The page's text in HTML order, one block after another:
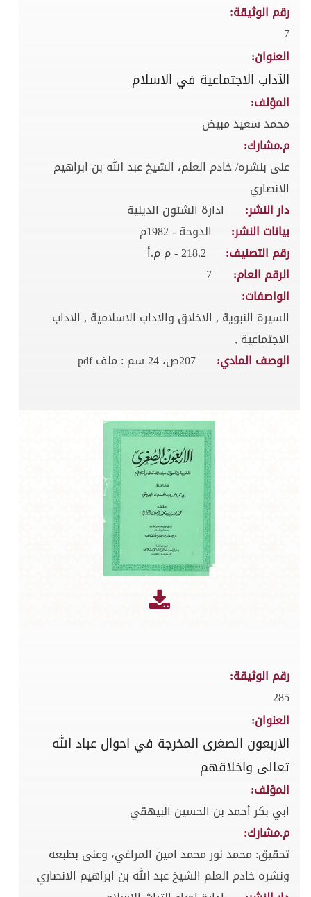
رقم الوثيقة:
7
العنوان:
الآداب الاجتماعية في الاسلام
المؤلف:
محمد سعيد مبيض
م.مشارك:
عنى بنشره/ خادم العلم، الشيخ عبد الله بن ابراهيم
الانصاري
دار النشر:
ادارة الشئون الدينية
بيانات النشر:
الدوحة - 1982م
رقم التصنيف:
218.2 - م م.أ
الرقم العام:
7
الواصفات:
السيرة النبوية , الاخلاق والاداب الاسلامية , الاداب
الاجتماعية ,
الوصف المادي:
207ص، 24 سم : ملف pdf
رقم الوثيقة:
285
العنوان:
الاربعون الصغرى المخرجة في احوال عباد الله
تعالى واخلاقهم
المؤلف:
ابي بكر أحمد بن الحسين البيهقي
م.مشارك:
تحقيق: محمد نور محمد امين المراغي، وعنى بطبعه
ونشره خادم العلم الشيخ عبد الله بن ابراهيم الانصاري